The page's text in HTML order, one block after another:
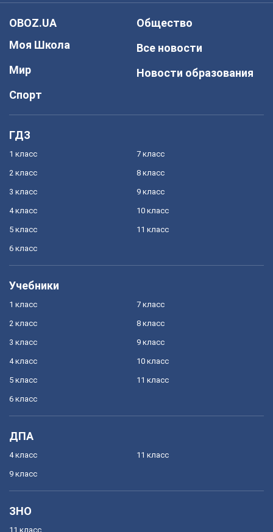
OBOZ.UA
Моя Школа
Мир
Спорт
Общество
Все новости
Новости образования
ГДЗ
1 класс
2 класс
3 класс
4 класс
5 класс
6 класс
7 класс
8 класс
9 класс
10 класс
11 класс
Учебники
1 класс
2 класс
3 класс
4 класс
5 класс
6 класс
7 класс
8 класс
9 класс
10 класс
11 класс
ДПА
4 класс
9 класс
11 класс
ЗНО
11 класс